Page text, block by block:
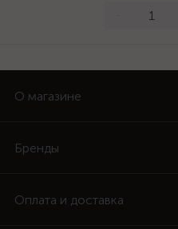
О магазине
Бренды
Оплата и доставка